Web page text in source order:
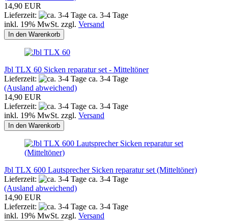
14,90 EUR
Lieferzeit:
ca. 3-4 Tage
inkl. 19% MwSt. zzgl. Versand
In den Warenkorb
Jbl TLX 60 Sicken reparatur set - Mitteltöner
Lieferzeit:
ca. 3-4 Tage
(Ausland abweichend)
14,90 EUR
Lieferzeit:
ca. 3-4 Tage
inkl. 19% MwSt. zzgl. Versand
In den Warenkorb
Jbl TLX 600 Lautsprecher Sicken reparatur set (Mitteltöner)
Lieferzeit:
ca. 3-4 Tage
(Ausland abweichend)
14,90 EUR
Lieferzeit:
ca. 3-4 Tage
inkl. 19% MwSt. zzgl. Versand